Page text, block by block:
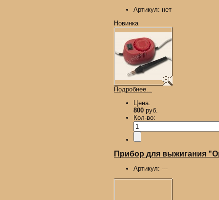
Артикул: нет
Новинка
Подробнее...
Цена:
800 руб.
Кол-во:
Прибор для выжигания
Артикул: ---